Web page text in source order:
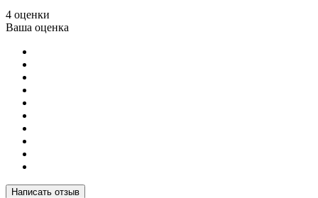
4 оценки
Ваша оценка
Написать отзыв